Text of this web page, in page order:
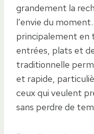
grandement la
l’envie du
principalement en
entrées, plats et
traditionnelle
et rapide,
ceux qui veulent
sans perdre de